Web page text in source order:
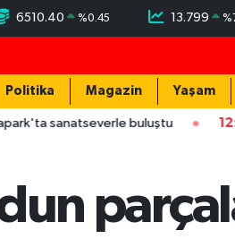
6510.40 %0.45 13.799 %
Politika Magazin Yaşam
buluştu 12:12